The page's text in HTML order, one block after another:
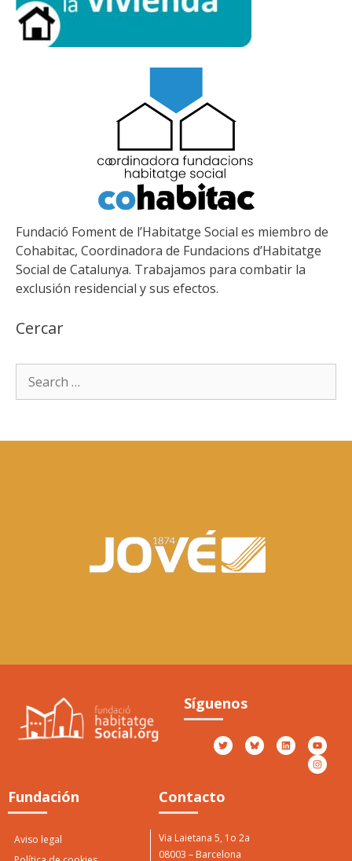
Fundació Foment de l’Habitatge Social es miembro de
Cohabitac, Coordinadora de Fundacions d’Habitatge
Social de Catalunya. Trabajamos para combatir la
exclusión residencial y sus efectos.
Cercar
Otorgado por Casa Jové
Síguenos
Fundación
Aviso legal
Contacto
Via Laietana 5, 1o 2a
08003 – Barcelona